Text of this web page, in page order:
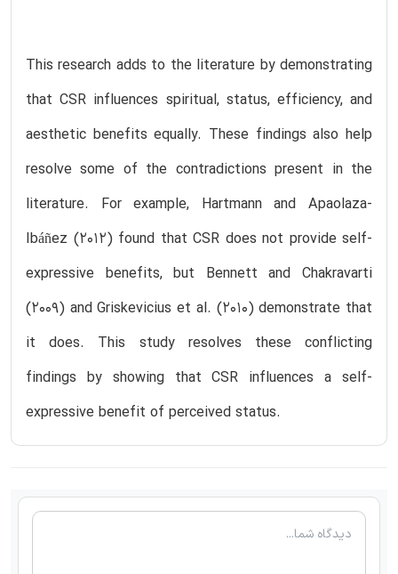
This research adds to the literature by demonstrating
that CSR influences spiritual, status, efficiency, and
aesthetic benefits equally. These findings also help
resolve some of the contradictions present in the
literature. For example, Hartmann and Apaolaza-
Ibáñez (2012) found that CSR does not provide self-
expressive benefits, but Bennett and Chakravarti
(2009) and Griskevicius et al. (2010) demonstrate that
it does. This study resolves these conflicting
findings by showing that CSR influences a self-
expressive benefit of perceived status.